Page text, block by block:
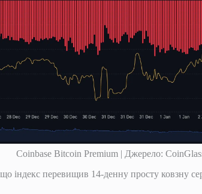
Coinbase Bitcoin Premium | Джерело:
індекс перевищив 14-денну просту ковзну